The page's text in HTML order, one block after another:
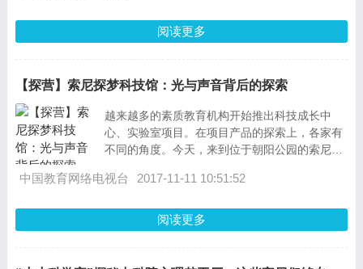
阅读更多
【探营】索尼探梦科技馆：光与声音背后的探索
越来越多的素质教育机构开始推出科技成长中
心、实验室项目。在项目产品的探索上，各家有
不同的角度。今天，来到位于朝阳公园的索尼探
中国教育网络电视台 2017-11-11 10:51:52
阅读更多